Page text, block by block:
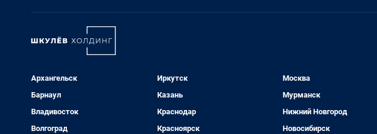
Архангельск
Барнаул
Владивосток
Волгоград
Иркутск
Казань
Краснодар
Красноярск
Москва
Мурманск
Нижний Новгород
Новосибирск